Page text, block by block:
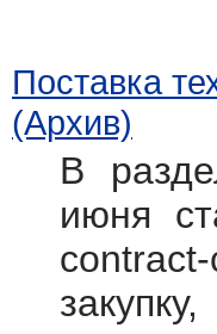
Поставка
(Архив)
В
июня